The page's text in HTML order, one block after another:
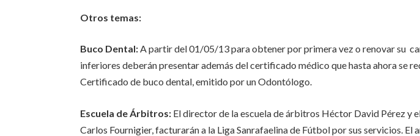
Otros temas:
Buco Dental:A partir del 01/05/13 para obtener por primera vez o renovar su
inferiores deberán presentar además del certificado médico que hasta ahora se
Certificado de buco dental, emitido por un Odontólogo.
Escuela de Árbitros: El director de la escuela de árbitros Héctor David Pérez y
Carlos Fournigier, facturarán a la Liga Sanrafaelina de Fútbol por sus servicios. El